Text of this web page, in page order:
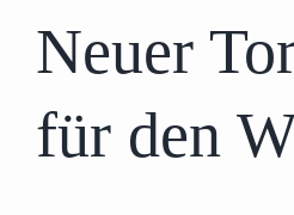
Neuer
für den